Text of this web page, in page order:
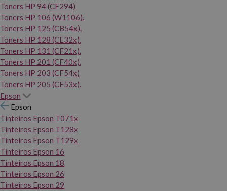
Toners HP 94 (CF294)
Toners HP 106 (W1106).
Toners HP 125 (CB54x).
Toners HP 128 (CE32x).
Toners HP 131 (CF21x).
Toners HP 201 (CF40x).
Toners HP 203 (CF54x)
Toners HP 205 (CF53x).
Epson
Epson
Tinteiros Epson T071x
Tinteiros Epson T128x
Tinteiros Epson T129x
Tinteiros Epson 16
Tinteiros Epson 18
Tinteiros Epson 26
Tinteiros Epson 29